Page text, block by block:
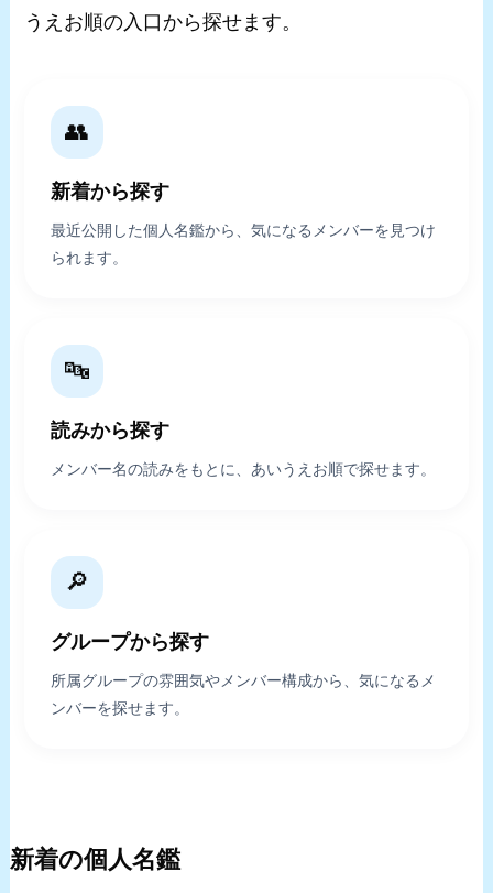
うえお順の入口から探せます。
👥
新着から探す
最近公開した個人名鑑から、気になるメンバーを見つけ
られます。
🔤
読みから探す
メンバー名の読みをもとに、あいうえお順で探せます。
🔎
グループから探す
所属グループの雰囲気やメンバー構成から、気になるメ
ンバーを探せます。
新着の個人名鑑